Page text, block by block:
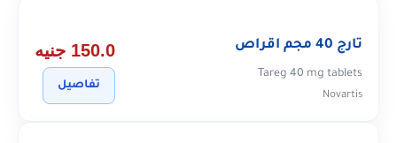
تارج 40 مجم اقراص
Tareg 40 mg tablets
Novartis
150.0 جنيه
تفاصيل